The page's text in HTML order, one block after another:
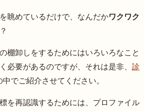
眺めているだけで、なんだかワクワク
棚卸しをするためにはいろいろなこと
必要があるのですが、それは是非、 診
中でご紹介させてください。
を再認識するためには、プロファイル